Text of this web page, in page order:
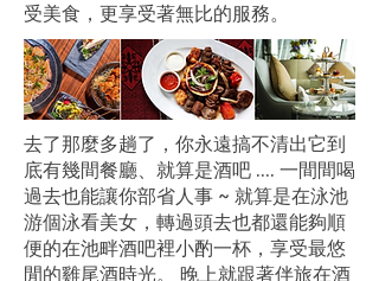
受美食，更享受著無比的服務。
去了那麼多趟了，你永遠搞不清出它到
底有幾間餐廳、就算是酒吧 .... 一間間喝
過去也能讓你部省人事 ~ 就算是在泳池
游個泳看美女，轉過頭去也都還能夠順
便的在池畔酒吧裡小酌一杯，享受最悠
閒的雞尾酒時光。 晚上就跟著伴旅在酒